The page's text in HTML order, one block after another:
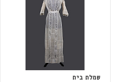
שמלת בית